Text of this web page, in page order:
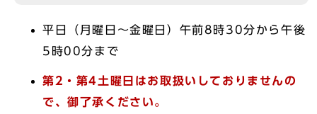
平日（月曜日～金曜日）午前8時30分から午後
5時00分まで
第2・第4土曜日はお取扱いしておりませんの
で、御了承ください。